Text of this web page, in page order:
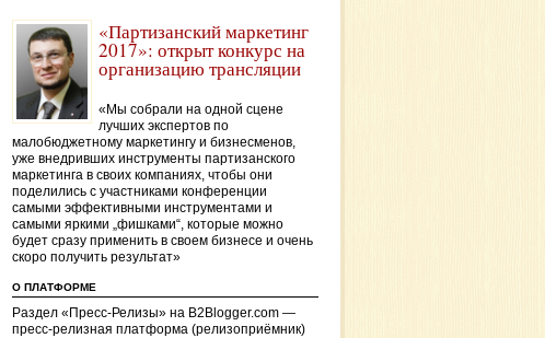
«Партизанский маркетинг
2017»: открыт конкурс на
организацию трансляции
«Мы собрали на одной сцене
лучших экспертов по
малобюджетному маркетингу и бизнесменов,
уже внедривших инструменты партизанского
маркетинга в своих компаниях, чтобы они
поделились с участниками конференции
самыми эффективными инструментами и
самыми яркими „фишками“, которые можно
будет сразу применить в своем бизнесе и очень
скоро получить результат»
О ПЛАТФОРМЕ
Раздел «Пресс-Релизы» на B2Blogger.com —
пресс-релизная платформа (релизоприёмник)